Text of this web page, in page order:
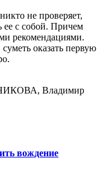
не проверяет,
ее с собой. Причем
рекомендациями.
оказать первую
Владимир
вождение